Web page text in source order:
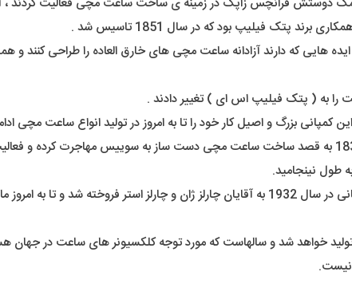
هایی که دارند آزادانه ساعت مچی های خارق العاده را طراحی
بزرگ و اصیل کار خود را تا به امروز در تولید انواع ساعت مچی
مؤسس اصلی این برند، آقای آنتونی پتک به همراه دستیار لهستانی خود، فرانچس زاپک در سال 1839 به قصد ساخت ساعت مچی دست
) در سال 1851 انجام شد ولی امتیاز کمپانی در سال 1932 به آقایان چارلز ژان و چارلز
خواهد شد و سالهاست که مورد توجه کلکسیونر های ساعت در جهان
نیست.